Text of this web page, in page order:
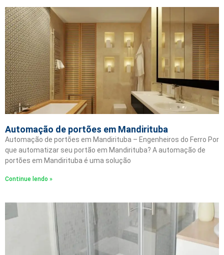
Automação de portões em Mandirituba
Automação de portões em Mandirituba – Engenheiros do Ferro Por
que automatizar seu portão em Mandirituba? A automação de
portões em Mandirituba é uma solução
Continue lendo »